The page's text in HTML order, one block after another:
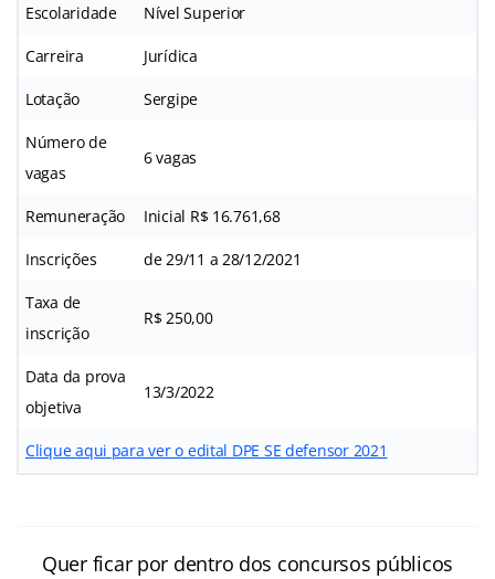
Escolaridade Nível Superior
Carreira Jurídica
Lotação Sergipe
Número de
vagas
6 vagas
Remuneração Inicial R$ 16.761,68
Inscrições de 29/11 a 28/12/2021
Taxa de
inscrição
R$ 250,00
Data da prova
objetiva
13/3/2022
Clique aqui para ver o edital DPE SE defensor 2021
Quer ficar por dentro dos concursos públicos